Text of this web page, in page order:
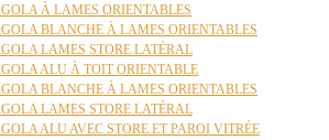
À LAMES ORIENTABLES
BLANCHE À LAMES ORIENTABLES
LAMES STORE LATÉRAL
ALU À TOIT ORIENTABLE
BLANCHE À LAMES ORIENTABLES
LAMES STORE LATÉRAL
ALU AVEC STORE ET PAROI VITRÉE